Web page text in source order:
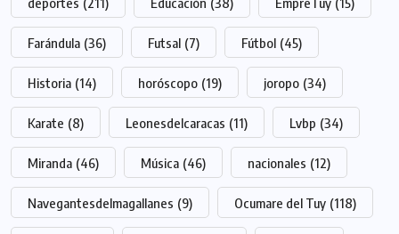
Farándula (36) Futsal (7) Fútbol (45)
Historia (14) horóscopo (19) joropo (34)
Karate (8) Leonesdelcaracas (11) Lvbp (34)
Miranda (46) Música (46) nacionales (12)
Navegantesdelmagallanes (9) Ocumare del Tuy (118)